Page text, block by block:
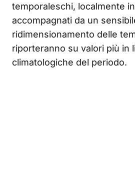
temporaleschi, localmente
accompagnati da un
ridimensionamento delle
riporteranno su valori più in
climatologiche del periodo.